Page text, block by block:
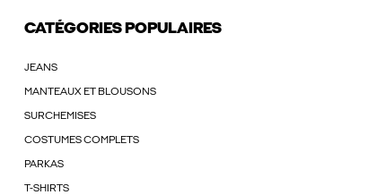
CATÉGORIES POPULAIRES
JEANS
MANTEAUX ET BLOUSONS
SURCHEMISES
COSTUMES COMPLETS
PARKAS
T-SHIRTS